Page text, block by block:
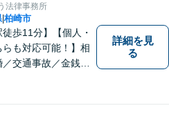
法律事務所
|柏崎市
徒歩11分】【個人・
らも対応可能！】相
交通事故／金銭ト
をわかりやすく説明
詳細を見
る